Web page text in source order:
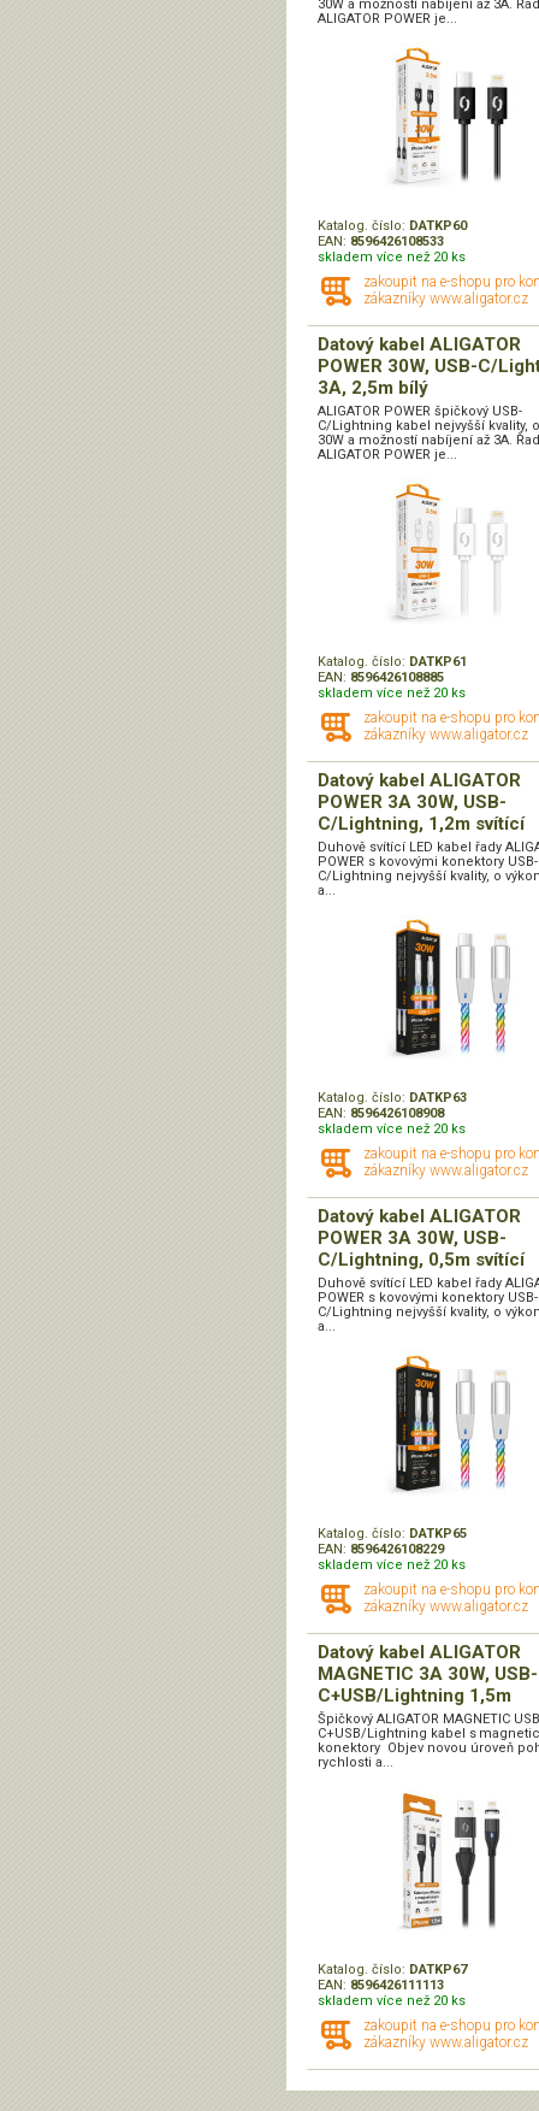
30W a možností nabíjení až 3A.
ALIGATOR POWER je...
Katalog. číslo: DATKP60
EAN: 8596426108533
skladem více než 20 ks
zakoupit na e-shopu pro
zákazníky www.aligator.cz
Datový kabel ALIGATOR
POWER 30W, USB-C/
3A, 2,5m bílý
ALIGATOR POWER špičkový USB-
C/Lightning kabel nejvyšší kvality,
30W a možností nabíjení až 3A.
ALIGATOR POWER je...
Katalog. číslo: DATKP61
EAN: 8596426108885
skladem více než 20 ks
zakoupit na e-shopu pro
zákazníky www.aligator.cz
Datový kabel ALIGATOR
POWER 3A 30W, USB-
C/Lightning, 1,2m svítící
Duhově svítící LED kabel řady
POWER s kovovými konektory USB-
C/Lightning nejvyšší kvality, o
a...
Katalog. číslo: DATKP63
EAN: 8596426108908
skladem více než 20 ks
zakoupit na e-shopu pro
zákazníky www.aligator.cz
Datový kabel ALIGATOR
POWER 3A 30W, USB-
C/Lightning, 0,5m svítící
Duhově svítící LED kabel řady
POWER s kovovými konektory USB-
C/Lightning nejvyšší kvality, o
a...
Katalog. číslo: DATKP65
EAN: 8596426108229
skladem více než 20 ks
zakoupit na e-shopu pro
zákazníky www.aligator.cz
Datový kabel ALIGATOR
MAGNETIC 3A 30W, USB-
C+USB/Lightning 1,5m
Špičkový ALIGATOR MAGNETIC
C+USB/Lightning kabel s
konektory Objev novou úroveň
rychlosti a...
Katalog. číslo: DATKP67
EAN: 8596426111113
skladem více než 20 ks
zakoupit na e-shopu pro
zákazníky www.aligator.cz